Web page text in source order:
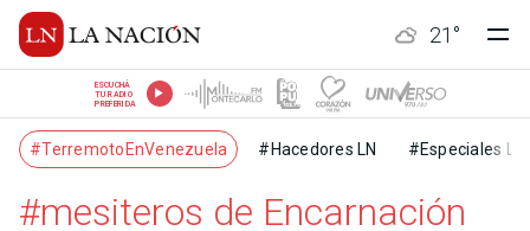
21 °
ESCUCHÁ
TU RADIO
PREFERIDA
#TerremotoEnVenezuela #Hacedores LN #Especiales LN
#mesiteros de Encarnación